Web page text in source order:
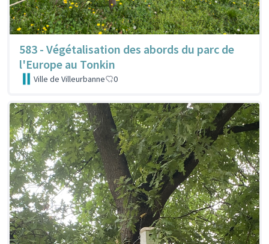
583 - Végétalisation des abords du parc de
l'Europe au Tonkin
Ville de Villeurbanne 0